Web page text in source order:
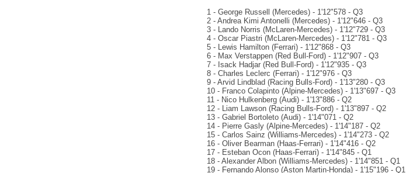
1 - George Russell (Mercedes) - 1'12"578 - Q3
2 - Andrea Kimi Antonelli (Mercedes) - 1'12"646 - Q3
3 - Lando Norris (McLaren-Mercedes) - 1'12"729 - Q3
4 - Oscar Piastri (McLaren-Mercedes) - 1'12"781 - Q3
5 - Lewis Hamilton (Ferrari) - 1'12"868 - Q3
6 - Max Verstappen (Red Bull-Ford) - 1'12"907 - Q3
7 - Isack Hadjar (Red Bull-Ford) - 1'12"935 - Q3
8 - Charles Leclerc (Ferrari) - 1'12"976 - Q3
9 - Arvid Lindblad (Racing Bulls-Ford) - 1'13"280 - Q3
10 - Franco Colapinto (Alpine-Mercedes) - 1'13"697 - Q3
11 - Nico Hulkenberg (Audi) - 1'13"886 - Q2
12 - Liam Lawson (Racing Bulls-Ford) - 1'13"897 - Q2
13 - Gabriel Bortoleto (Audi) - 1'14"071 - Q2
14 - Pierre Gasly (Alpine-Mercedes) - 1'14"187 - Q2
15 - Carlos Sainz (Williams-Mercedes) - 1'14"273 - Q2
16 - Oliver Bearman (Haas-Ferrari) - 1'14"416 - Q2
17 - Esteban Ocon (Haas-Ferrari) - 1'14"845 - Q1
18 - Alexander Albon (Williams-Mercedes) - 1'14"851 - Q1
19 - Fernando Alonso (Aston Martin-Honda) - 1'15"196 - Q1